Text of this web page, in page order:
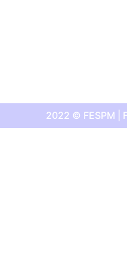
2022 © FESPM |